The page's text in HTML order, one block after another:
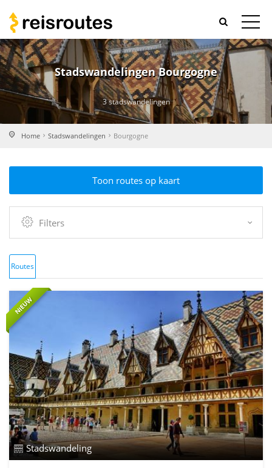
Stadswandelingen Bourgogne
3 stadswandelingen
Home Stadswandelingen Bourgogne
Toon routes op kaart
Filters
Routes
NIEUW
Stadswandeling